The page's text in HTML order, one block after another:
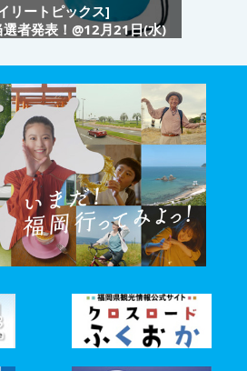
リートピックス]
者発表！@12月21日(水)